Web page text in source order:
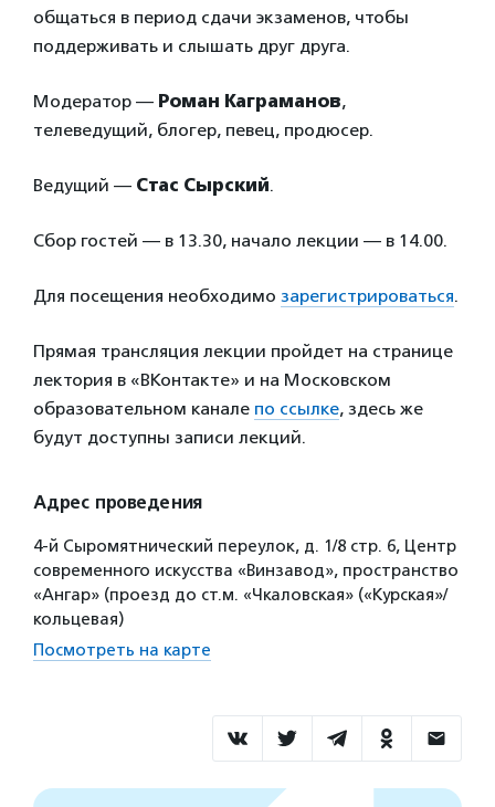
общаться в период сдачи экзаменов, чтобы
поддерживать и слышать друг друга.
Модератор — Роман Каграманов,
телеведущий, блогер, певец, продюсер.
Ведущий — Стас Сырский.
Сбор гостей — в 13.30, начало лекции — в 14.00.
Для посещения необходимо зарегистрироваться.
Прямая трансляция лекции пройдет на странице
лектория в «ВКонтакте» и на Московском
образовательном канале по ссылке, здесь же
будут доступны записи лекций.
Адрес проведения
4-й Сыромятнический переулок, д. 1/8 стр. 6, Центр
современного искусства «Винзавод», пространство
«Ангар» (проезд до ст.м. «Чкаловская» («Курская»/
кольцевая)
Посмотреть на карте